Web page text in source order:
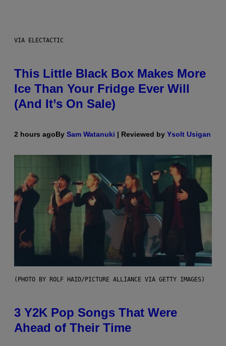
VIA ELECTACTIC
This Little Black Box Makes More
Ice Than Your Fridge Ever Will
(And It’s On Sale)
2 hours agoBy Sam Watanuki | Reviewed by Ysolt Usigan
(PHOTO BY ROLF HAID/PICTURE ALLIANCE VIA GETTY IMAGES)
3 Y2K Pop Songs That Were
Ahead of Their Time